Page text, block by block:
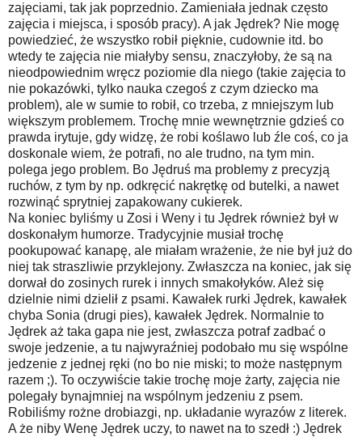
zajęciami, tak jak poprzednio. Zamieniała jednak często
zajęcia i miejsca, i sposób pracy). A jak Jędrek? Nie mogę
powiedzieć, że wszystko robił pięknie, cudownie itd. bo
wtedy te zajęcia nie miałyby sensu, znaczyłoby, że są na
nieodpowiednim wręcz poziomie dla niego (takie zajęcia to
nie pokazówki, tylko nauka czegoś z czym dziecko ma
problem), ale w sumie to robił, co trzeba, z mniejszym lub
większym problemem. Trochę mnie wewnętrznie gdzieś co
prawda irytuje, gdy widzę, że robi koślawo lub źle coś, co ja
doskonale wiem, że potrafi, no ale trudno, na tym min.
polega jego problem. Bo Jędruś ma problemy z precyzją
ruchów, z tym by np. odkręcić nakrętkę od butelki, a nawet
rozwinąć sprytniej zapakowany cukierek.
Na koniec byliśmy u Zosi i Weny i tu Jędrek również był w
doskonałym humorze. Tradycyjnie musiał trochę
pookupować kanapę, ale miałam wrażenie, że nie był już do
niej tak straszliwie przyklejony. Zwłaszcza na koniec, jak się
dorwał do zosinych rurek i innych smakołyków. Ależ się
dzielnie nimi dzielił z psami. Kawałek rurki Jędrek, kawałek
chyba Sonia (drugi pies), kawałek Jędrek. Normalnie to
Jędrek aż taka gapa nie jest, zwłaszcza potraf zadbać o
swoje jedzenie, a tu najwyraźniej podobało mu się wspólne
jedzenie z jednej ręki (no bo nie miski; to może następnym
razem ;). To oczywiście takie trochę moje żarty, zajęcia nie
polegały bynajmniej na wspólnym jedzeniu z psem.
Robiliśmy rożne drobiazgi, np. układanie wyrazów z literek.
A że niby Wenę Jędrek uczy, to nawet na to szedł :) Jędrek